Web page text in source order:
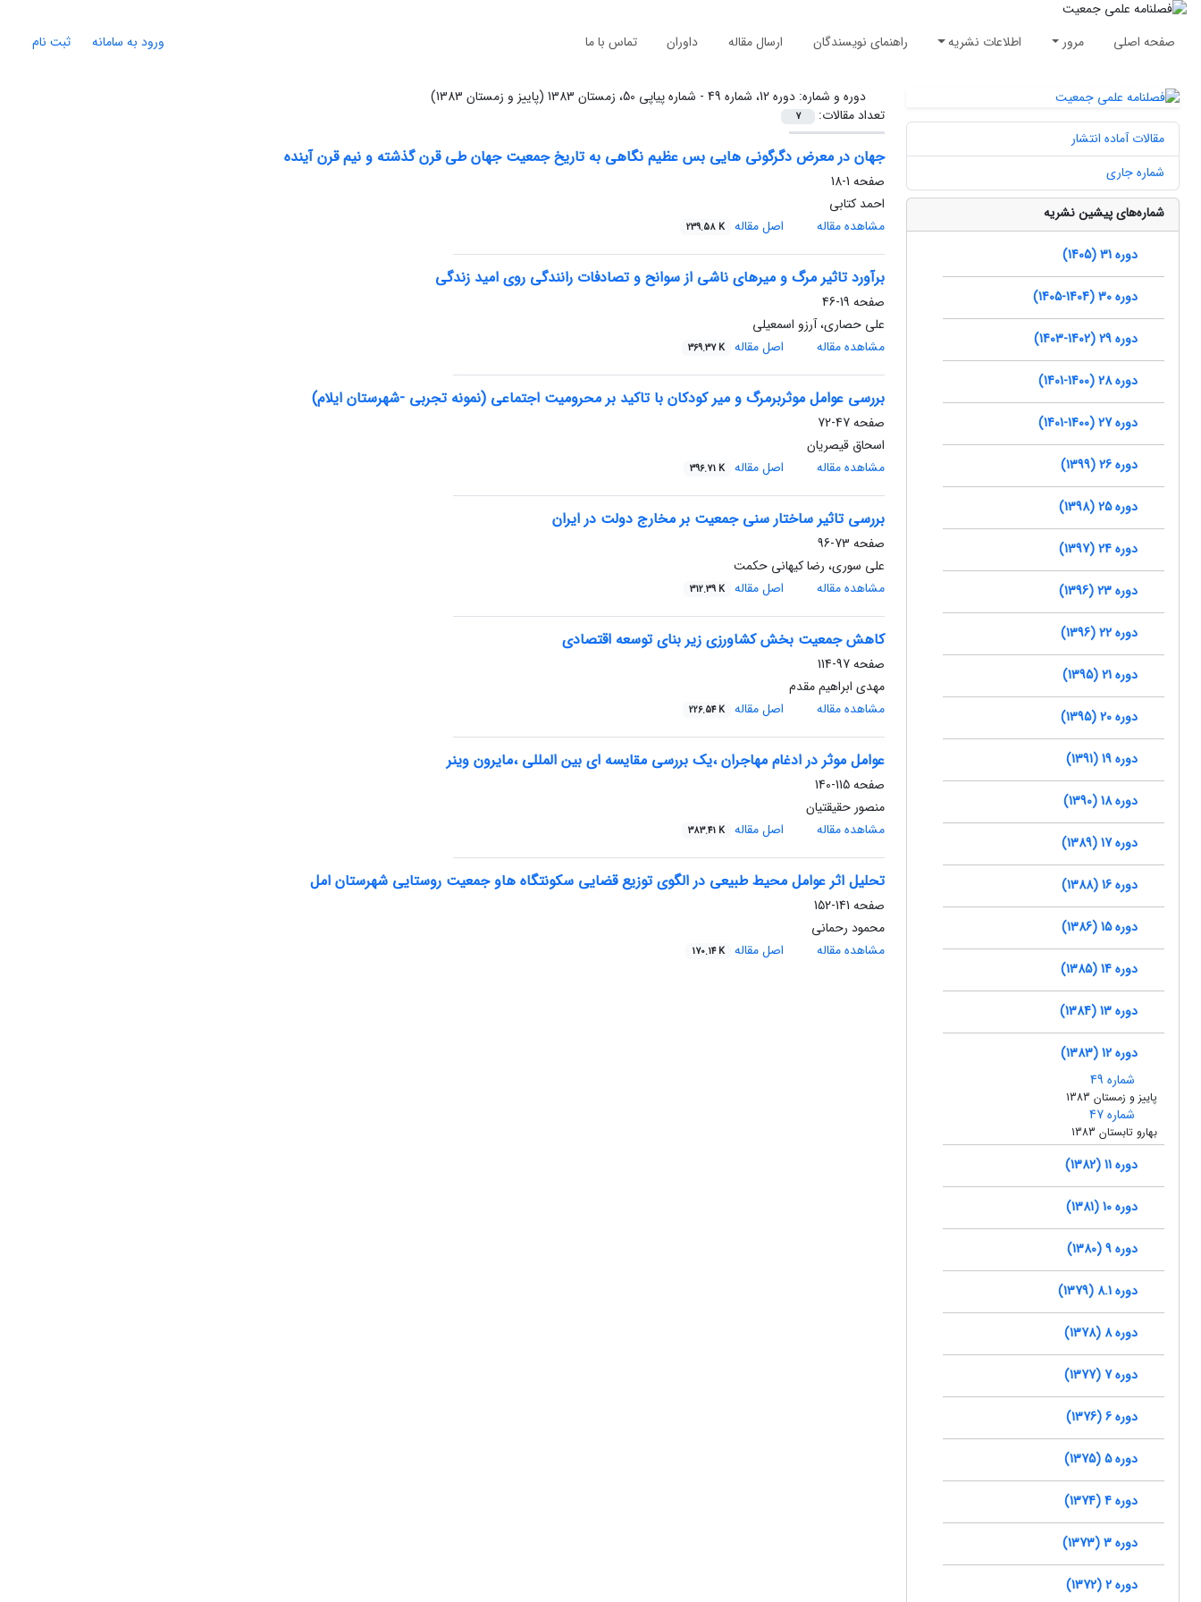
صفحه اصلی مرور اطلاعات نشریه راهنمای نویسندگان ارسال مقاله داوران تماس با ما ورود به سامانه ثبت نام
دوره و شماره:دوره 12، شماره 49 - شماره پیاپی 50، زمستان 1383 (پاییز و زمستان 1383)
تعداد مقالات:
7
جهان در معرض دگرگونی هایی بس عظیم نگاهی به تاریخ جمعیت جهان طی قرن گذشته و نیم قرن آینده
صفحه 1-18
احمد کتابی
مشاهده مقاله
اصل مقاله 239.58 K
برآورد تاثیر مرگ و میرهای ناشی از سوانح و تصادفات رانندگی روی امید زندگی
صفحه 19-46
علی حصاری، آرزو اسمعیلی
مشاهده مقاله
اصل مقاله 369.37 K
بررسی عوامل موثربرمرگ و میر کودکان با تاکید بر محرومیت اجتماعی (نمونه تجربی -شهرستان ایلام)
صفحه47-72
اسحاق قیصریان
مشاهده مقاله
اصل مقاله 396.71 K
بررسی تاثیر ساختار سنی جمعیت بر مخارج دولت در ایران
صفحه 73-96
علی سوری، رضا کیهانی حکمت
مشاهده مقاله
اصل مقاله 312.39 K
کاهش جمعیت بخش کشاورزی زیر بنای توسعه اقتصادی
صفحه97-114
مهدی ابراهیم مقدم
مشاهده مقاله
اصل مقاله 226.54 K
عوامل موثر در ادغام مهاجران ،یک بررسی مقایسه ای بین المللی ،مایرون وینر
صفحه115-140
منصور حقیقتیان
مشاهده مقاله
اصل مقاله 383.41 K
تحلیل اثر عوامل محیط طبیعی در الگوی توزیع قضایی سکونتگاه هاو جمعیت روستایی شهرستان امل
صفحه 141-152
محمود رحمانی
مشاهده مقاله
اصل مقاله 170.14 K
مقالات آماده انتشار
شماره جاری
شماره‌های پیشین نشریه
دوره 31 (1405)
دوره 30 (1404-1405)
دوره 29 (1402-1403)
دوره 28 (1400-1401)
دوره 27 (1400-1401)
دوره 26 (1399)
دوره 25 (1398)
دوره 24 (1397)
دوره 23 (1396)
دوره 22 (1396)
دوره 21 (1395)
دوره 20 (1395)
دوره 19 (1391)
دوره 18 (1390)
دوره 17 (1389)
دوره 16 (1388)
دوره 15 (1386)
دوره 14 (1385)
دوره 13 (1384)
دوره 12 (1383)
شماره 49
پاییز و زمستان 1383
شماره 47
بهارو تابستان 1383
دوره 11 (1382)
دوره 10 (1381)
دوره 9 (1380)
دوره 8.1 (1379)
دوره 8 (1378)
دوره 7 (1377)
دوره 6 (1376)
دوره 5 (1375)
دوره 4 (1374)
دوره 3 (1373)
دوره 2 (1372)